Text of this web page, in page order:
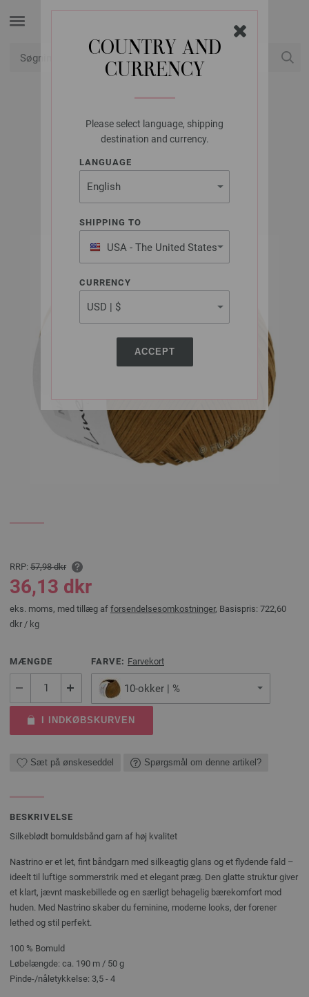
COUNTRY AND
CURRENCY
Please select language, shipping
destination and currency.
LANGUAGE
SHIPPING TO
USA - The United States
of America
CURRENCY
ACCEPT
LANA GROSSA
NASTRINO
RRP: 57,98 dkr
36,13 dkr
eks. moms, med tillæg af forsendelsesomkostninger, Basispris: 722,60
dkr / kg
MÆNGDE FARVE: Farvekort
10-okker | %
I INDKØBSKURVEN
Sæt på ønskeseddel Spørgsmål om denne artikel?
BESKRIVELSE
Silkeblødt bomuldsbånd garn af høj kvalitet
Nastrino er et let, fint båndgarn med silkeagtig glans og et flydende fald –
ideelt til luftige sommerstrik med et elegant præg. Den glatte struktur giver
et klart, jævnt maskebillede og en særligt behagelig bærekomfort mod
huden. Med Nastrino skaber du feminine, moderne looks, der forener
lethed og stil perfekt.
100 % Bomuld
Løbelængde: ca. 190 m / 50 g
Pinde-/nåletykkelse: 3,5 - 4